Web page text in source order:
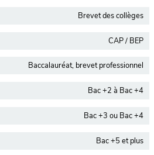
Brevet des collèges
CAP / BEP
Baccalauréat, brevet professionnel
Bac +2 à Bac +4
Bac +3 ou Bac +4
Bac +5 et plus